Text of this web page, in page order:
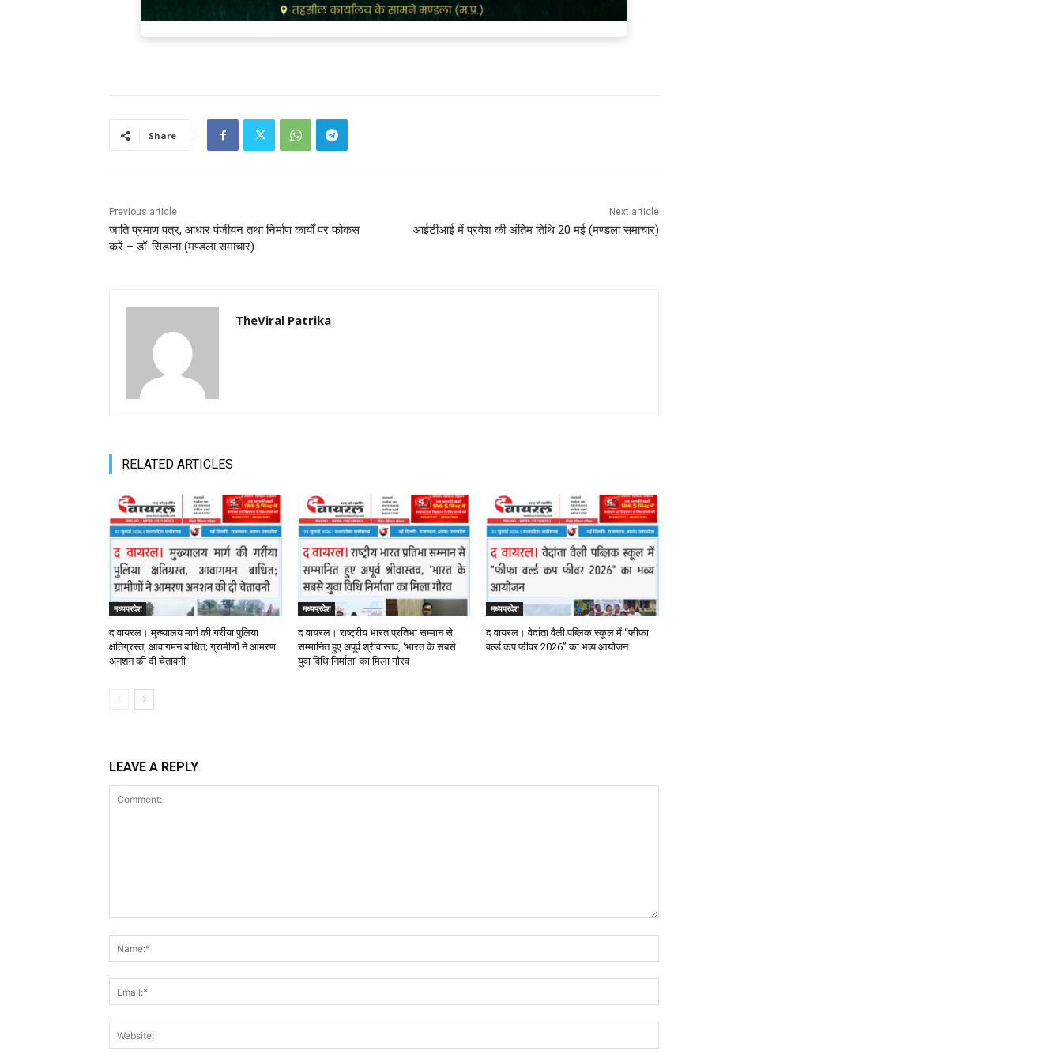
Share
Previous article
जाति प्रमाण पत्र, आधार पंजीयन तथा निर्माण कार्यों पर फोकस
करें – डॉ. सिडाना (मण्‍डला समाचार)
Next article
आईटीआई में प्रवेश की अंतिम तिथि 20 मई (मण्‍डला समाचार)
TheViral Patrika
RELATED ARTICLES
मध्यप्रदेश
द वायरल। मुख्यालय मार्ग की गर्रीया पुलिया
क्षतिग्रस्त, आवागमन बाधित; ग्रामीणों ने आमरण
अनशन की दी चेतावनी
मध्यप्रदेश
द वायरल। राष्ट्रीय भारत प्रतिभा सम्मान से
सम्मानित हुए अपूर्व श्रीवास्तव, ‘भारत के सबसे
युवा विधि निर्माता’ का मिला गौरव
मध्यप्रदेश
द वायरल। वेदांता वैली पब्लिक स्कूल में “फीफा
वर्ल्ड कप फीवर 2026” का भव्य आयोजन
LEAVE A REPLY